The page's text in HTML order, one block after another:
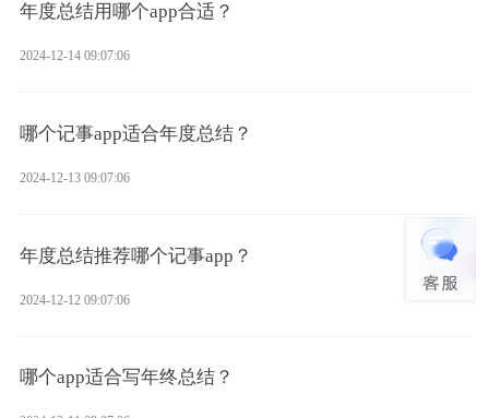
年度总结用哪个app合适？
2024-12-14 09:07:06
哪个记事app适合年度总结？
2024-12-13 09:07:06
年度总结推荐哪个记事app？
2024-12-12 09:07:06
哪个app适合写年终总结？